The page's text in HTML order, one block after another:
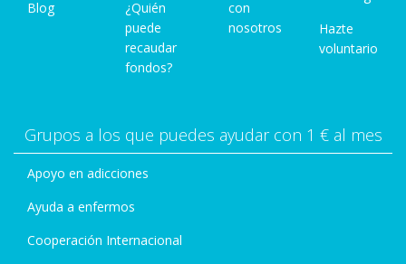
Blog
¿Quién
puede
recaudar
fondos?
con
nosotros
Hazte
voluntario
Grupos a los que puedes ayudar con 1 € al mes
Apoyo en adicciones
Ayuda a enfermos
Cooperación Internacional